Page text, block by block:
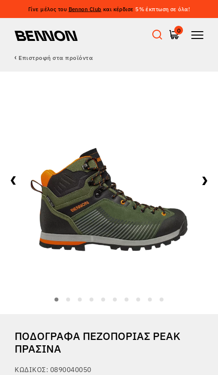
Γίνε μέλος του Bennon Club και κέρδισε 5% έκπτωση σε όλα!
0
Outdoor
Casual παπούτσια
Tactical
ΣΧΕΤΙΚΆ ΜΕ ΕΜΆΣ
Επιστροφή στα προϊόντα
ΠΟΔΌΓΡΑΦΑ ΠΕΖΟΠΟΡΊΑΣ PEAK
ΠΡΆΣΙΝΑ
ΚΩΔΙΚΌΣ: 0890040050